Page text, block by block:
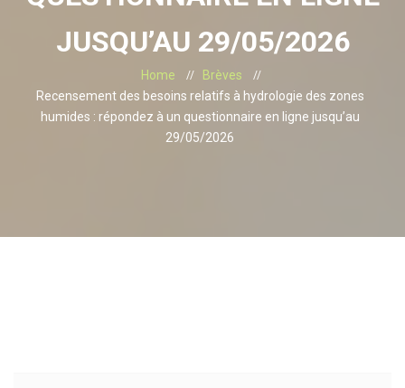
JUSQU’AU 29/05/2026
Home
Brèves
Recensement des besoins relatifs à hydrologie des zones
humides : répondez à un questionnaire en ligne jusqu’au
29/05/2026